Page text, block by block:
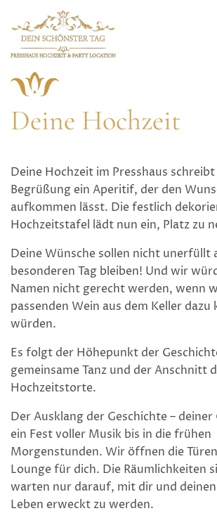
Deine Hochzeit
Deine Hochzeit im Presshaus
Begrüßung ein Aperitif, der den
aufkommen lässt. Die festlich
Hochzeitstafel lädt nun ein, Platz zu
Deine Wünsche sollen nicht unerfüllt
besonderen Tag bleiben! Und wir
Namen nicht gerecht werden, wenn
passenden Wein aus dem Keller dazu
würden.
Es folgt der Höhepunkt der
gemeinsame Tanz und der Anschnitt
Hochzeitstorte.
Der Ausklang der Geschichte – deiner
ein Fest voller Musik bis in die frühen
Morgenstunden. Wir öffnen die
Lounge für dich. Die Räumlichkeiten
warten nur darauf, mit dir und deinen
Leben erweckt zu werden.